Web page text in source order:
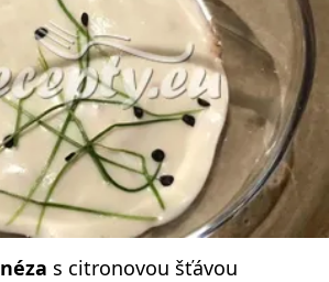
s citronovou šťávou